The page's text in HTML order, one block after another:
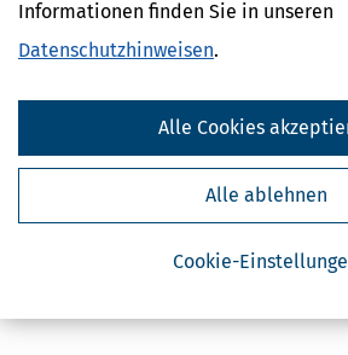
Informationen finden Sie in unseren
Datenschutzhinweisen.
Cookie-
Alle ablehnen
Alle Cookies
Steuertipps
Ja, ich möchte die kostenlosen Newsletter
von Steuertipps abonnieren. Die
Datenschutzhinweisehabe ich gelesen.
Meine Einwilligung kann ich jederzeit durch
Abbestellung des Newsletters widerrufen.